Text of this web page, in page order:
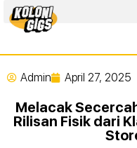
Admin April 27, 2025
Melacak
Rilisan Fisik dari